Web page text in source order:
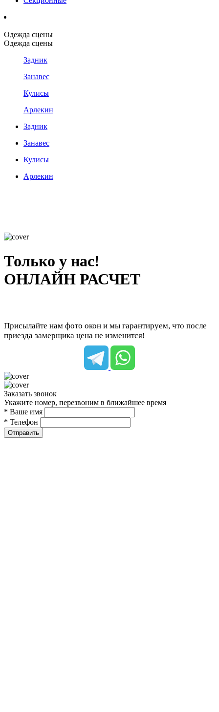
Одежда сцены
Одежда сцены
Задник
Занавес
Кулисы
Арлекин
Задник
Занавес
Кулисы
Арлекин
Только у нас!
ОНЛАЙН РАСЧЕТ
Присылайте нам фото окон и мы гарантируем, что после
приезда замерщика цена не изменится!
Заказать звонок
Укажите номер, перезвоним в ближайшее время
* Ваше имя
* Телефон
Отправить